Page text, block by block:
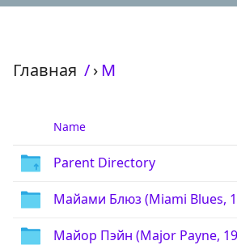
Главная /› М
Name
Parent Directory
Майами Блюз (Miami Blues,
Майор Пэйн (Major Payne,